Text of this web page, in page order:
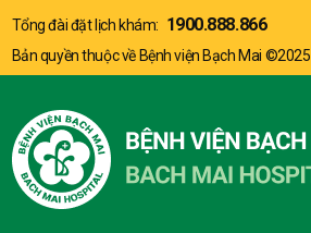
Tổng đài đặt lịch khám: 1900.888.866
Bản quyền thuộc về Bệnh viện Bạch Mai ©2025